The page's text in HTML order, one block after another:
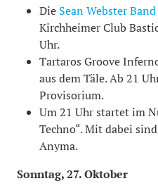
Die Sean Webster Band
Kirchheimer Club
Uhr.
Tartaros Groove
aus dem Täle. Ab 21
Provisorium.
Um 21 Uhr startet im
Techno“. Mit dabei
Anyma.
Sonntag, 27. Oktober